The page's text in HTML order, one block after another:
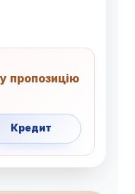
пропозицію
Кредит